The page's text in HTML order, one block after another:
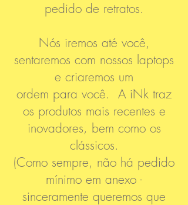
pedido de retratos.
Nós iremos até você,
sentaremos com nossos laptops
e criaremos um
ordem para você. A iNk traz
os produtos mais recentes e
inovadores, bem como os
clássicos.
(Como sempre, não há pedido
mínimo em anexo -
sinceramente queremos que